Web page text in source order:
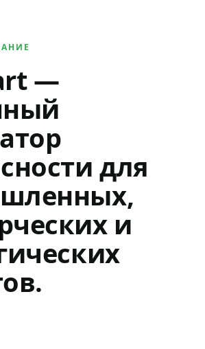
—
для
и